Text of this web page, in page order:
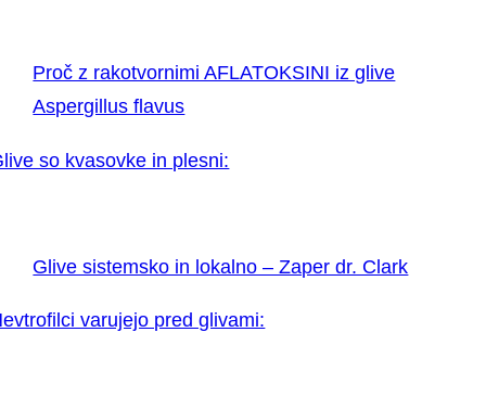
Proč z rakotvornimi AFLATOKSINI iz glive
Aspergillus flavus
so kvasovke in plesni:
Glive sistemsko in lokalno – Zaper dr. Clark
varujejo pred glivami: